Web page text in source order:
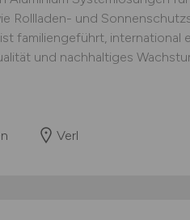
Rollladen- und
familiengeführt, international
und nachhaltiges
Verl